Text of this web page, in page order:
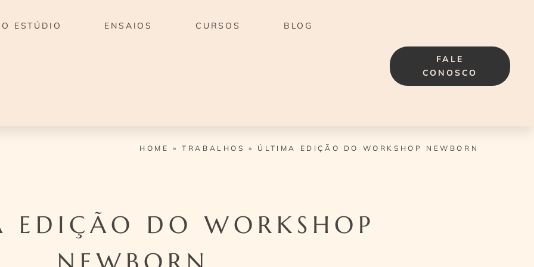
O ESTÚDIO ENSAIOS CURSOS BLOG
FALE
CONOSCO
HOME »TRABALHOS » ÚLTIMA EDIÇÃO DO WORKSHOP NEWBORN
EDIÇÃO DO WORKSHOP